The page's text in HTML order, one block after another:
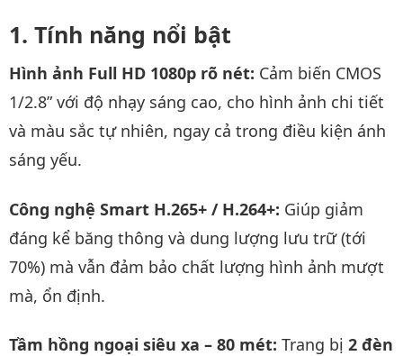
Tính năng nổi bật
Hình ảnh Full HD 1080p rõ nét: Cảm biến CMOS
1/2.8” với độ nhạy sáng cao, cho hình ảnh chi tiết
và màu sắc tự nhiên, ngay cả trong điều kiện ánh
sáng yếu.
Công nghệ Smart H.265+ / H.264+: Giúp giảm
đáng kể băng thông và dung lượng lưu trữ (tới
70%) mà vẫn đảm bảo chất lượng hình ảnh mượt
mà, ổn định.
Tầm hồng ngoại siêu xa – 80 mét: Trang bị 2 đèn